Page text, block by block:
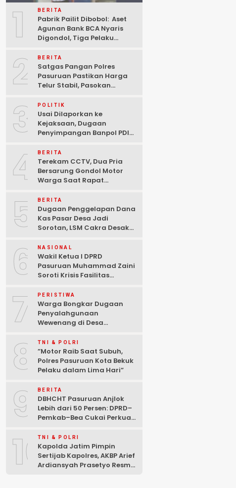
1 BERITA
Pabrik Pailit Dibobol: Aset
Agunan Bank BCA Nyaris
Digondol, Tiga Pelaku
Pasuruan
2 BERITA
Satgas Pangan Polres
Pasuruan Pastikan Harga
Telur Stabil, Pasokan
Kekhawatiran Fluktuasi
3 POLITIK
Usai Dilaporkan ke
Kejaksaan, Dugaan
Penyimpangan Banpol PDIP
Tuntas “6 Eks Ketua PAC
Cabut Laporan”
4 BERITA
Terekam CCTV, Dua Pria
Bersarung Gondol Motor
Warga Saat Rapat
5 BERITA
Dugaan Penggelapan Dana
Kas Pasar Desa Jadi
Sorotan, LSM Cakra Desak
6 NASIONAL
Wakil Ketua I DPRD
Pasuruan Muhammad Zaini
Soroti Krisis Fasilitas
Anggaran
7 PERISTIWA
Warga Bongkar Dugaan
Penyalahgunaan
Wewenang di Desa
Mencuat
8 TNI & POLRI
‎”Motor Raib Saat Subuh,
Polres Pasuruan Kota Bekuk
Pelaku dalam Lima Hari” ‎
9 BERITA
DBHCHT Pasuruan Anjlok
Lebih dari 50 Persen: DPRD–
Pemkab–Bea Cukai Perkuat
Rokok Ilegal
10TNI & POLRI
Kapolda Jatim Pimpin
Sertijab Kapolres, AKBP Arief
Ardiansyah Prasetyo Resmi